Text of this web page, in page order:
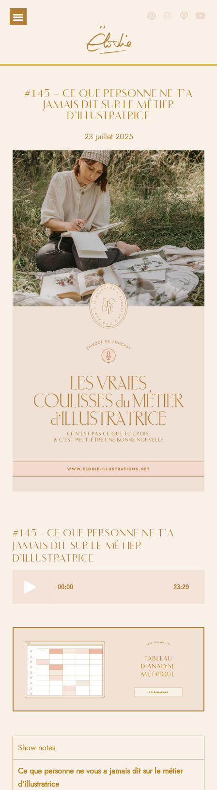
#145 – CE QUE PERSONNE NE T’A
JAMAIS DIT SUR LE MÉTIER
D’ILLUSTRATRICE
23 juillet 2025
#145 - CE QUE PERSONNE NE T’A
JAMAIS DIT SUR LE MÉTIER
D’ILLUSTRATRICE
Show notes
Ce que personne ne vous a jamais dit sur le métier
d’illustratrice